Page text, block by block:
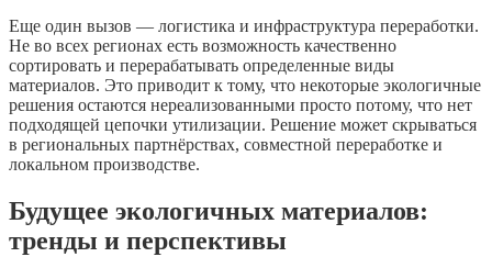
Еще один вызов — логистика и инфраструктура переработки.
Не во всех регионах есть возможность качественно
сортировать и перерабатывать определенные виды
материалов. Это приводит к тому, что некоторые экологичные
решения остаются нереализованными просто потому, что нет
подходящей цепочки утилизации. Решение может скрываться
в региональных партнёрствах, совместной переработке и
локальном производстве.
Будущее экологичных материалов:
тренды и перспективы